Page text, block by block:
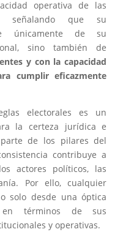
operativa de las
señalando que su
únicamente de su
sino también de
y con la capacidad
cumplir eficazmente
electorales es un
la certeza jurídica e
de los pilares del
contribuye a
actores políticos, las
Por ello, cualquier
solo desde una óptica
términos de sus
y operativas.